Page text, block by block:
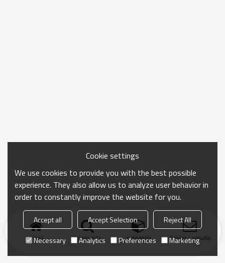
Inicio búsqueda categoría Enviar consulta
Cookie settings
We use cookies to provide you with the best possible
experience. They also allow us to analyze user behavior in
order to constantly improve the website for you.
Accept all Accept Selection
Reject All
Necessary
Analytics Preferences Marketing